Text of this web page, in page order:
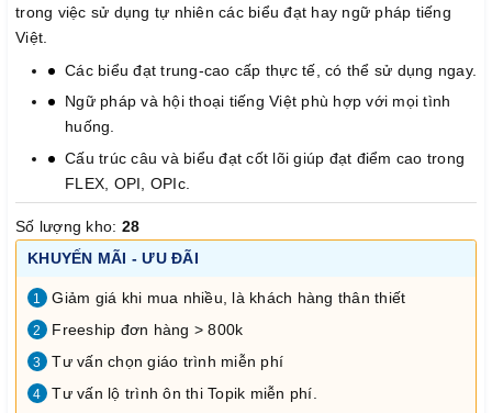
trong việc sử dụng tự nhiên các biểu đạt hay ngữ pháp tiếng
Việt.
Các biểu đạt trung-cao cấp thực tế, có thể sử dụng ngay.
Ngữ pháp và hội thoại tiếng Việt phù hợp với mọi tình
huống.
Cấu trúc câu và biểu đạt cốt lõi giúp đạt điểm cao trong
FLEX, OPI, OPIc.
Số lượng kho: 28
KHUYẾN MÃI - ƯU ĐÃI
1 Giảm giá khi mua nhiều, là khách hàng thân thiết
2 Freeship đơn hàng > 800k
3 Tư vấn chọn giáo trình miễn phí
4 Tư vấn lộ trình ôn thi Topik miễn phí.